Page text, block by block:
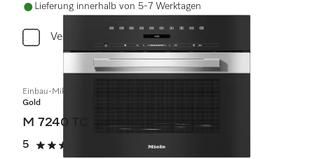
Lieferung innerhalb von 5-7 Werktagen
Vergleichen
Einbau-Mikrowellengerät
Gold
M 7240 TC
5
5 von 5 Sternen
(1 Bewertung)